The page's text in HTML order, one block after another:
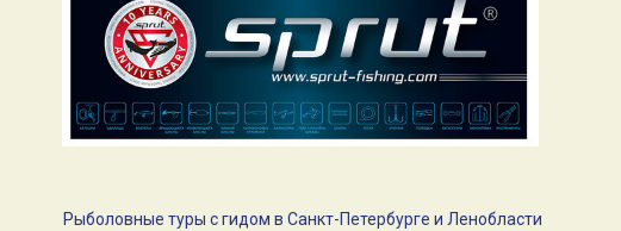
Рыболовные туры с гидом в Санкт-Петербурге и Ленобласти